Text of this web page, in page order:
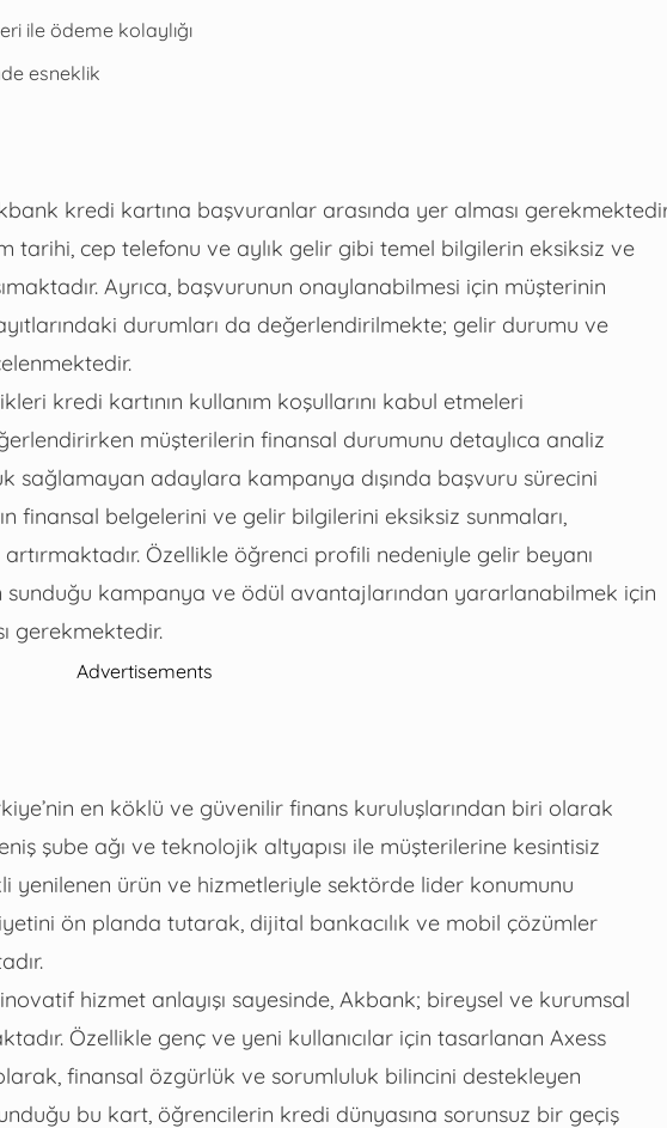
ile ödeme kolaylığı
esneklik
kredi kartına başvuranlar arasında yer alması
tarihi, cep telefonu ve aylık gelir gibi temel bilgilerin eksiksiz ve
Ayrıca, başvurunun onaylanabilmesi için müşterinin
durumları da değerlendirilmekte; gelir durumu ve
kredi kartının kullanım koşullarını kabul etmeleri
müşterilerin finansal durumunu detaylıca analiz
sağlamayan adaylara kampanya dışında başvuru sürecini
finansal belgelerini ve gelir bilgilerini eksiksiz sunmaları,
Özellikle öğrenci profili nedeniyle gelir beyanı
sunduğu kampanya ve ödül avantajlarından yararlanabilmek için
gerekmektedir.
Advertisements
en köklü ve güvenilir finans kuruluşlarından biri olarak
şube ağı ve teknolojik altyapısı ile müşterilerine kesintisiz
yenilenen ürün ve hizmetleriyle sektörde lider konumunu
ön planda tutarak, dijital bankacılık ve mobil çözümler
hizmet anlayışı sayesinde, Akbank; bireysel ve kurumsal
Özellikle genç ve yeni kullanıcılar için tasarlanan Axess
finansal özgürlük ve sorumluluk bilincini destekleyen
bu kart, öğrencilerin kredi dünyasına sorunsuz bir geçiş